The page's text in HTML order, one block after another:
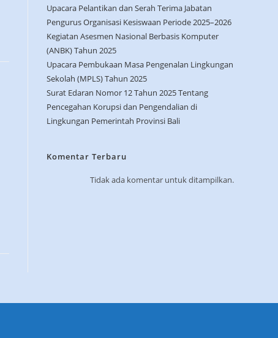
Upacara Pelantikan dan Serah Terima Jabatan
Pengurus Organisasi Kesiswaan Periode 2025–2026
Kegiatan Asesmen Nasional Berbasis Komputer
(ANBK) Tahun 2025
Upacara Pembukaan Masa Pengenalan Lingkungan
Sekolah (MPLS) Tahun 2025
Surat Edaran Nomor 12 Tahun 2025 Tentang
Pencegahan Korupsi dan Pengendalian di
Lingkungan Pemerintah Provinsi Bali
Komentar Terbaru
Tidak ada komentar untuk ditampilkan.